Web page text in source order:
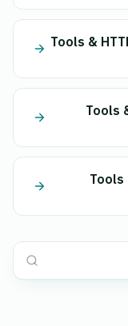
Tools &
Tools
Tools